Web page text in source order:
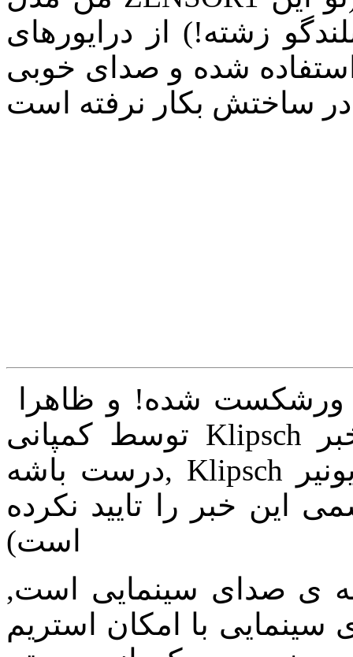
زشته!) از درایورهای
شده و صدای خوبی
توسط کمپانی Klipsch خریداری شده است. اگر این خبر
درست باشه, Klipsch الان صاحب برندهای اونکیو و پایونیر
این خبر را تایید نکرده
است)
ی صدای سینمایی است,
سینمایی با امکان استریم